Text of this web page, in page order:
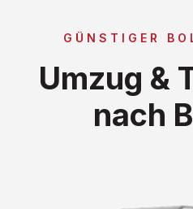
GÜNSTIGER
Umzug &
nach